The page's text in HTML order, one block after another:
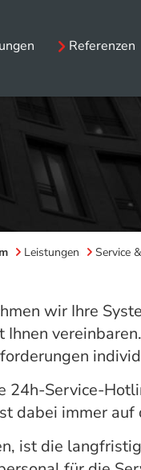
Referenzen
Leistungen Service
wir Ihre
24h-Service-
dabei immer auf
ist die